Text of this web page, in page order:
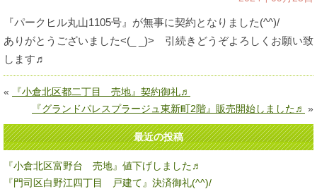
『パークヒル丸山1105号』が無事に契約となりました(^^)/
ありがとうございました<(_ _)> 引続きどうぞよろしくお願い致
します♬
«
『小倉北区都二丁目 売地』契約御礼♬
『グランドパレスプラージュ東新町2階』販売開始しました♬ »
最近の投稿
『小倉北区富野台 売地』値下げしました♬
『門司区白野江四丁目 戸建て』決済御礼(^^)/